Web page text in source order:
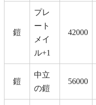
鎧
プレ
ート
メイ
ル+1
42000
鎧
中立
の鎧
56000